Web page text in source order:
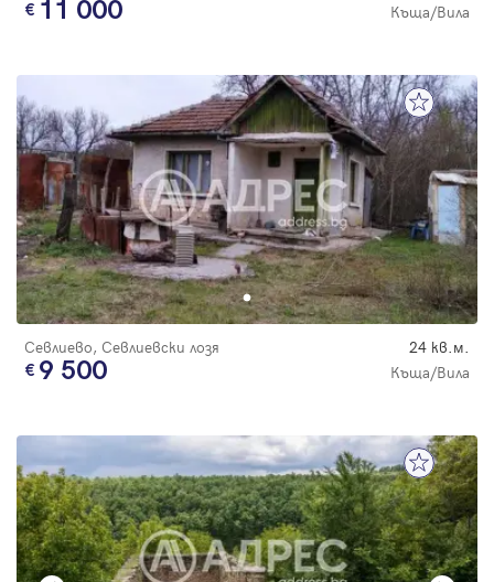
11 000 Къща/Вила
Севлиево, Севлиевски лозя 24 кв.м.
9 500 Къща/Вила